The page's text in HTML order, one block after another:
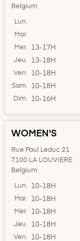
Belgium
Lun.
Mar.
Mer.
13-17H
Jeu. 13-18H
Ven. 10-18H
Sam. 10-18H
Dim. 10-16H
WOMEN'S
Rue Paul Leduc 21
7100 LA LOUVIERE
Belgium
Lun. 10-18H
Mar. 10-18H
Mer. 10-18H
Jeu. 10-18H
Ven. 10-18H